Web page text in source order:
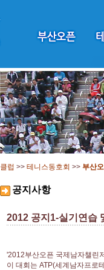
클럽 >> 테니스동호회 >> 부산
공지사항
2012 공지1-실기연습
'2012부산오픈 국제남자챌린
이 대회는 ATP(세계남자프로